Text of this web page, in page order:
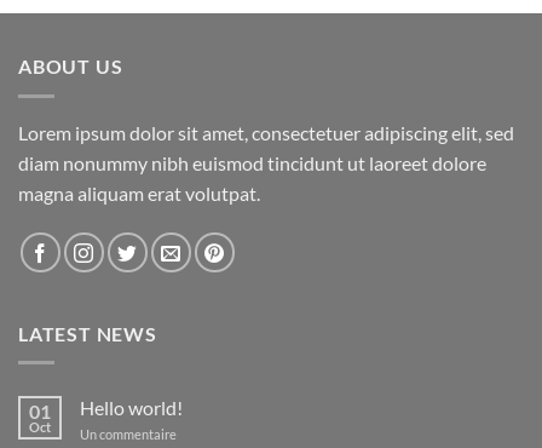
ABOUT US
Lorem ipsum dolor sit amet, consectetuer adipiscing elit, sed
diam nonummy nibh euismod tincidunt ut laoreet dolore
magna aliquam erat volutpat.
LATEST NEWS
01
Oct
Hello world!
Un commentaire